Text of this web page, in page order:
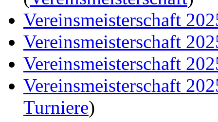
Vereinsmeisterschaft
Vereinsmeisterschaft
Vereinsmeisterschaft
Vereinsmeisterschaft
Turniere)